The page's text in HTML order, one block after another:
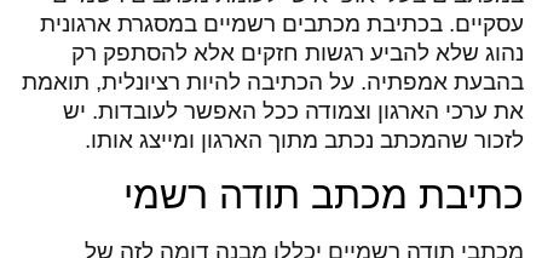
עסקיים. בכתיבת מכתבים רשמיים במסגרת ארגונית
נהוג שלא להביע רגשות חזקים אלא להסתפק רק
בהבעת אמפתיה. על הכתיבה להיות רציונלית, תואמת
את ערכי הארגון וצמודה ככל האפשר לעובדות. יש
לזכור שהמכתב נכתב מתוך הארגון ומייצג אותו.
כתיבת מכתב תודה רשמי
מכתבי תודה רשמיים יכללו מבנה דומה לזה של